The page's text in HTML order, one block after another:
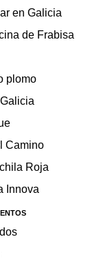
en Galicia
de Frabisa
plomo
Camino
Roja
Innova